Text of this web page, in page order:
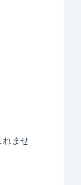
れませ